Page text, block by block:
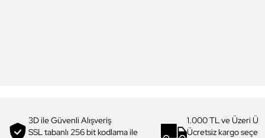
3D ile Güvenli Alışveriş
SSL tabanlı 256 bit kodlama ile
1.000 TL ve Üzeri
Ücretsiz kargo